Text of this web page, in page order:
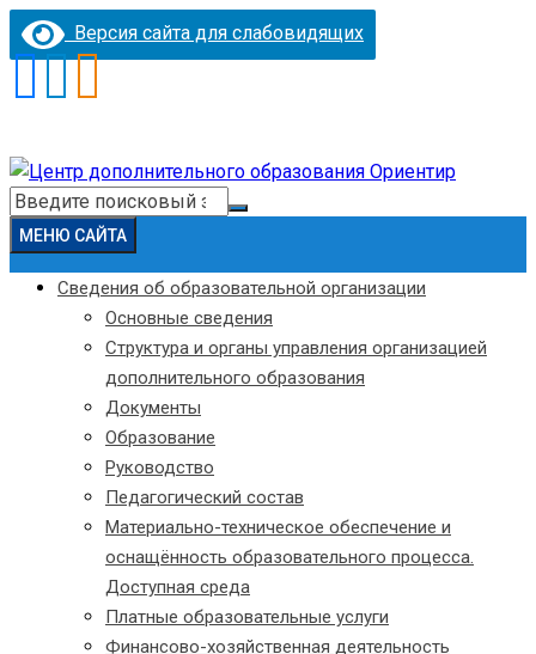
Версия сайта для слабовидящих
Перейти
к
содержимому
Искать:
МЕНЮ САЙТА
Сведения об образовательной организации
Основные сведения
Структура и органы управления организацией
дополнительного образования
Документы
Образование
Руководство
Педагогический состав
Материально-техническое обеспечение и
оснащённость образовательного процесса.
Доступная среда
Платные образовательные услуги
Финансово-хозяйственная деятельность